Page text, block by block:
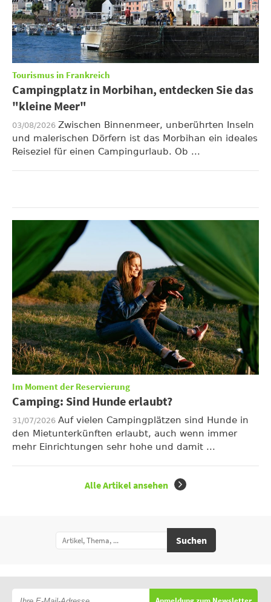
Tourismus in Frankreich
Campingplatz in Morbihan, entdecken Sie das
"kleine Meer"
03/08/2026 Zwischen Binnenmeer, unberührten Inseln
und malerischen Dörfern ist das Morbihan ein ideales
Reiseziel für einen Campingurlaub. Ob ...
Im Moment der Reservierung
Camping: Sind Hunde erlaubt?
31/07/2026 Auf vielen Campingplätzen sind Hunde in
den Mietunterkünften erlaubt, auch wenn immer
mehr Einrichtungen sehr hohe und damit ...
Alle Artikel ansehen
Suchen